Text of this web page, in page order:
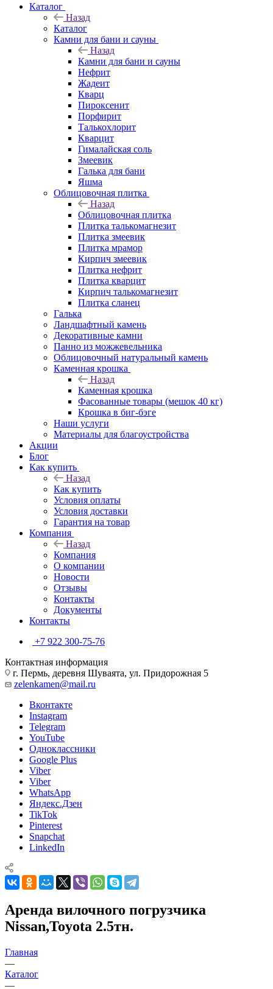
Каталог
Назад
Каталог
Камни для бани и сауны
Назад
Камни для бани и сауны
Нефрит
Жадеит
Кварц
Пироксенит
Порфирит
Талькохлорит
Кварцит
Гималайская соль
Змеевик
Галька для бани
Яшма
Облицовочная плитка
Назад
Облицовочная плитка
Плитка талькомагнезит
Плитка змеевик
Плитка мрамор
Кирпич змеевик
Плитка нефрит
Плитка кварцит
Кирпич талькомагнезит
Плитка сланец
Галька
Ландшафтный камень
Декоративные камни
Панно из можжевельника
Облицовочный натуральный камень
Каменная крошка
Назад
Каменная крошка
Фасованные товары (мешок 40 кг)
Крошка в биг-бэге
Наши услуги
Материалы для благоустройства
Акции
Блог
Как купить
Назад
Как купить
Условия оплаты
Условия доставки
Гарантия на товар
Компания
Назад
Компания
О компании
Новости
Отзывы
Контакты
Документы
Контакты
+7 922 300-75-76
Контактная информация
г. Пермь, деревня Шуваята, ул. Придорожная 5
zelenkamen@mail.ru
Вконтакте
Instagram
Telegram
YouTube
Одноклассники
Google Plus
Viber
Viber
WhatsApp
Яндекс.Дзен
TikTok
Pinterest
Snapchat
LinkedIn
Аренда вилочного погрузчика
Nissan,Toyota 2.5тн.
Главная
—
Каталог
—